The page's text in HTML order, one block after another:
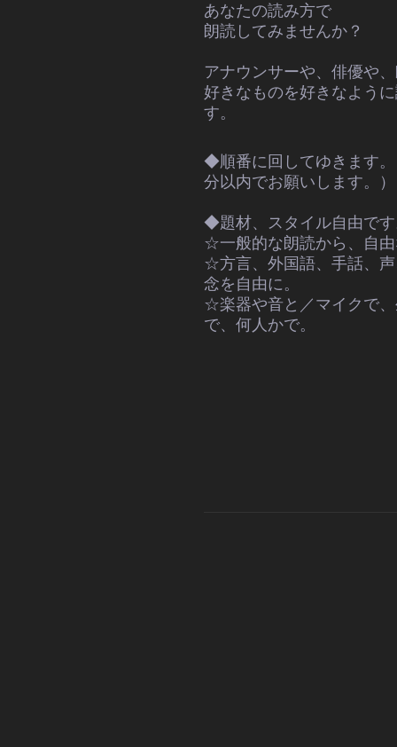
あなたの読み方で
朗読してみませんか？
アナウンサーや、俳優や
好きなものを好きなよう
す。
◆順番に回してゆきます
分以内でお願いします。）
◆題材、スタイル自由で
☆一般的な朗読から、自
☆方言、外国語、手話、
念を自由に。
☆楽器や音と／マイクで
で、何人かで。